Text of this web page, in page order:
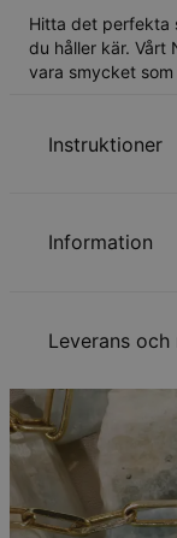
Hitta det perfekta
du håller kär. Vårt
vara smycket
Instruktioner
Kontakta oss
Information
Kedjetyp
Leverans och
Din beställning
leveranssätt:
Metod
Gratis leverans